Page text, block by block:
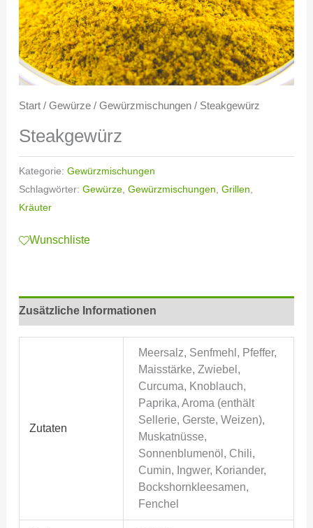
Start/ Gewürze/ Gewürzmischungen/ Steakgewürz
Steakgewürz
Kategorie: Gewürzmischungen
Schlagwörter: Gewürze, Gewürzmischungen Grillen
Kräuter
Wunschliste
Zusätzliche Informationen
Zutaten
Meersalz, Senfmehl, Pfeffer,
Maisstärke, Zwiebel,
Curcuma, Knoblauch,
Paprika, Aroma (enthält
Sellerie, Gerste, Weizen),
Muskatnüsse,
Sonnenblumenöl, Chili,
Cumin, Ingwer, Koriander,
Bockshornkleesamen,
Fenchel